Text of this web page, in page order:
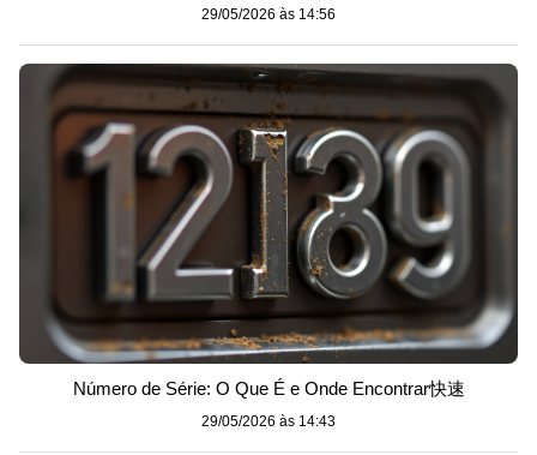
29/05/2026 às 14:56
Número de Série: O Que É e Onde Encontrar快速
29/05/2026 às 14:43